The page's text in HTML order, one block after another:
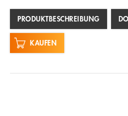
PRODUKTBESCHREIBUNG
KAUFEN